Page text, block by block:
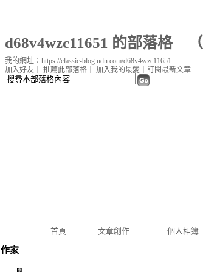
d68v4wzc11651 的部落格（
首頁 文章創作 個人相簿
加入好友 推薦此部落格 加入我的最愛 訂閱最新文章
我的網址：https://classic-blog.udn.com/d68v4wzc11651
作家